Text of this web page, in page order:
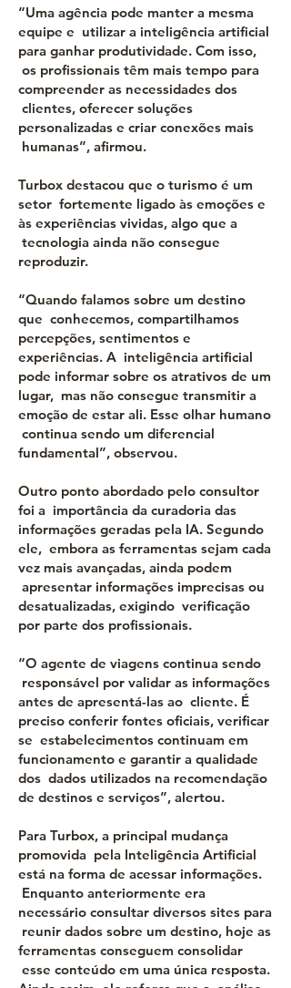
“Uma agência pode manter a mesma
equipe e utilizar a inteligência artificial
para ganhar produtividade. Com isso,
os profissionais têm mais tempo para
compreender as necessidades dos
clientes, oferecer soluções
personalizadas e criar conexões mais
humanas”, afirmou.
Turbox destacou que o turismo é um
setor fortemente ligado às emoções e
às experiências vividas, algo que a
tecnologia ainda não consegue
reproduzir.
“Quando falamos sobre um destino
que conhecemos, compartilhamos
percepções, sentimentos e
experiências. A inteligência artificial
pode informar sobre os atrativos de um
lugar, mas não consegue transmitir a
emoção de estar ali. Esse olhar humano
continua sendo um diferencial
fundamental”, observou.
Outro ponto abordado pelo consultor
foi a importância da curadoria das
informações geradas pela IA. Segundo
ele, embora as ferramentas sejam cada
vez mais avançadas, ainda podem
apresentar informações imprecisas ou
desatualizadas, exigindo verificação
por parte dos profissionais.
“O agente de viagens continua sendo
responsável por validar as informações
antes de apresentá-las ao cliente. É
preciso conferir fontes oficiais, verificar
se estabelecimentos continuam em
funcionamento e garantir a qualidade
dos dados utilizados na recomendação
de destinos e serviços”, alertou.
Para Turbox, a principal mudança
promovida pela Inteligência Artificial
está na forma de acessar informações.
Enquanto anteriormente era
necessário consultar diversos sites para
reunir dados sobre um destino, hoje as
ferramentas conseguem consolidar
esse conteúdo em uma única resposta.